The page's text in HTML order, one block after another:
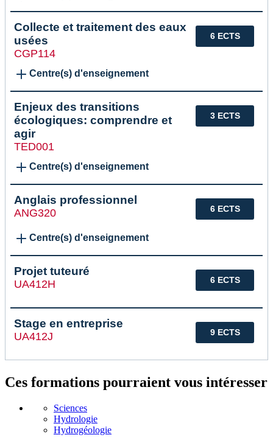
6 ECTS
Collecte et traitement des eaux
usées
CGP114
Centre(s) d'enseignement
3 ECTS
Enjeux des transitions
écologiques: comprendre et
agir
TED001
Centre(s) d'enseignement
6 ECTS
Anglais professionnel
ANG320
Centre(s) d'enseignement
6 ECTS
Projet tuteuré
UA412H
9 ECTS
Stage en entreprise
UA412J
Ces formations pourraient vous intéresser
Sciences
Hydrologie
Hydrogéologie